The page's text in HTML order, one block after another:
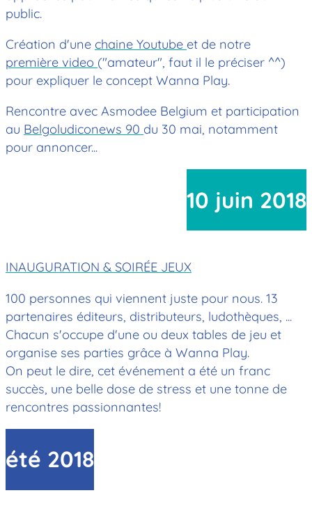
public.
Création d'une chaine Youtube et de notre
première video ("amateur", faut il le préciser ^^)
pour expliquer le concept Wanna Play.
Rencontre avec Asmodee Belgium et participation
au Belgoludiconews 90 du 30 mai, notamment
pour annoncer...
10 juin 2018
INAUGURATION & SOIRÉE JEUX
100 personnes qui viennent juste pour nous. 13
partenaires éditeurs, distributeurs, ludothèques, ...
Chacun s'occupe d'une ou deux tables de jeu et
organise ses parties grâce à Wanna Play.
On peut le dire, cet événement a été un franc
succès, une belle dose de stress et une tonne de
rencontres passionnantes!
été 2018